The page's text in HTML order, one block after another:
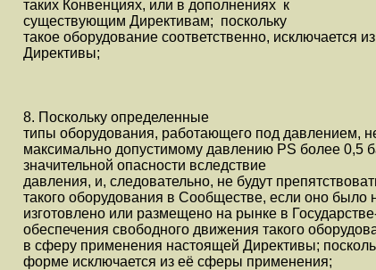
таких Конвенциях, или в дополнениях к
существующим Директивам; поскольку
такое оборудование соответственно, исключается
Директивы;
8. Поскольку определенные
типы оборудования, работающего под давлением,
максимально допустимому давлению PS более 0,5
значительной опасности вследствие
давления, и, следовательно, не будут
такого оборудования в Сообществе, если оно было
изготовлено или размещено на рынке в
обеспечения свободного движения такого
в сферу применения настоящей Директивы;
форме исключается из её сферы применения;